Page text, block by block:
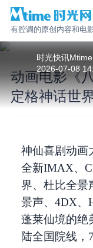
有腔调的原创内容和电
时光快讯Mtime
2026-07-08
动画电影《
动画电影《
定格神话世
神仙喜剧动画
全新IMAX、
界、杜比全景
景声、4DX、
蓬莱仙境的绝
陆全国院线，